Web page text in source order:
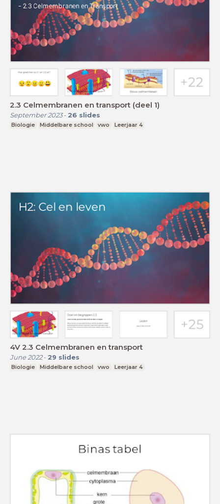
2.3 Celmembranen en transport (deel 1)
September 2023- 26 slides
Biologie Middelbare school vwo Leerjaar 4
4V 2.3 Celmembranen en transport
June 2022- 29 slides
Biologie Middelbare school vwo Leerjaar 4